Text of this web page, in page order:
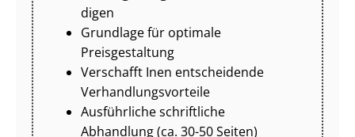
di­gen
Grundlage für optimale
Preisgestaltung
Verschafft Inen entscheidende
Ver­hand­lungs­vor­tei­le
Ausführliche schriftliche
Abhandlung (ca. 30-50 Seiten)